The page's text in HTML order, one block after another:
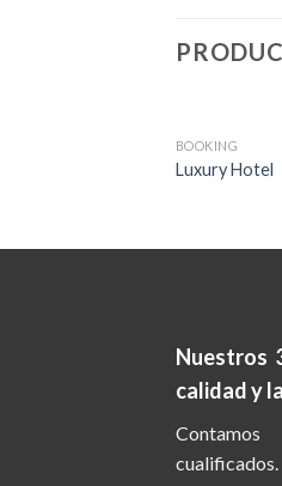
BOOKING
Luxury Hotel
Nuestros
calidad y